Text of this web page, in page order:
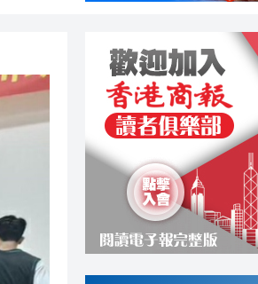
20:32
20:14